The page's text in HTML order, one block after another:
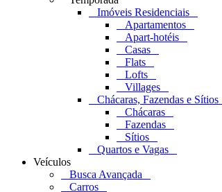
Imóveis Residenciais
Apartamentos
Apart-hotéis
Casas
Flats
Lofts
Villages
Chácaras, Fazendas e Sítios
Chácaras
Fazendas
Sítios
Quartos e Vagas
Veículos
Busca Avançada
Carros